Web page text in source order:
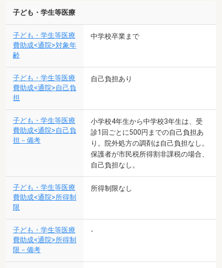
子ども・学生等医療
子ども・学生等医療
費助成<通院>対象年
齢
中学校卒業まで
子ども・学生等医療
費助成<通院>自己負
担
自己負担あり
子ども・学生等医療
費助成<通院>自己負
担－備考
小学校4年生から中学校3年生は、受
診1回ごとに500円までの自己負担あ
り。院外処方の調剤は自己負担なし。
保護者が市民税所得割非課税の場合、
自己負担なし。
子ども・学生等医療
費助成<通院>所得制
限
所得制限なし
子ども・学生等医療
費助成<通院>所得制
限－備考
-